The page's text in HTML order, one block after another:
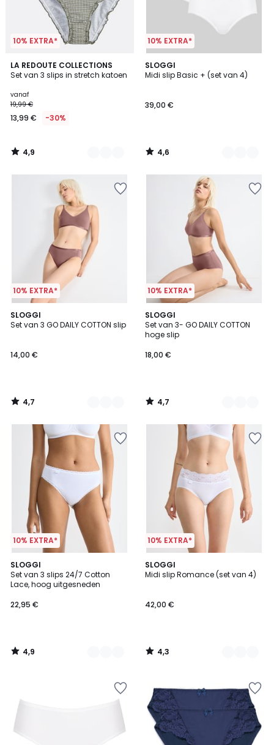
10% EXTRA*
LA REDOUTE COLLECTIONS
Set van 3 slips in stretch katoen
vanaf
19,99 €
13,99 € -30%
4,9
/ 5
2
Kleuren
4,9
/
10% EXTRA*
SLOGGI
Midi slip Basic + (set van 4)
39,00 €
4,6
/ 5
3
Kleuren
4,6
/
10% EXTRA*
SLOGGI
Set van 3 GO DAILY COTTON slip
14,00 €
4,7
/ 5
3
Kleuren
4,7
/
10% EXTRA*
SLOGGI
Set van 3- GO DAILY COTTON
hoge slip
18,00 €
4,7
/ 5
4
Kleuren
4,7
/
10% EXTRA*
SLOGGI
Set van 3 slips 24/7 Cotton
Lace, hoog uitgesneden
22,95 €
4,9
/ 5
2
Kleuren
4,9
/
10% EXTRA*
SLOGGI
Midi slip Romance (set van 4)
42,00 €
4,3
/ 5
2
Kleuren
4,3
/